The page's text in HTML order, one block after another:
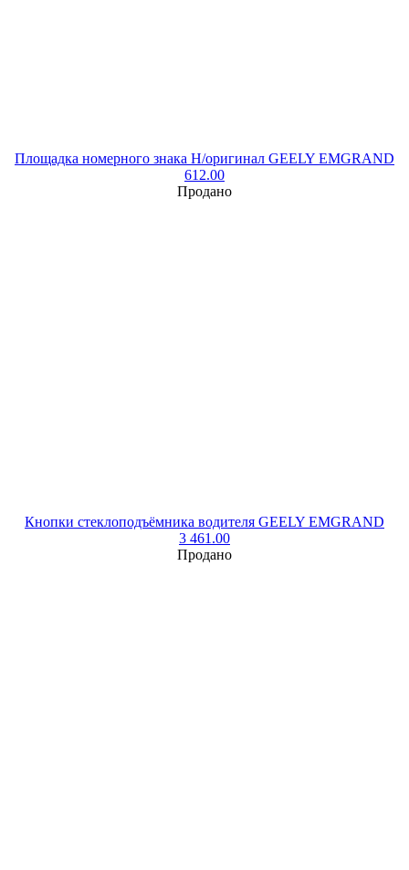
Площадка номерного знака Н/оригинал GEELY EMGRAND
612.00
Продано
Кнопки стеклоподъёмника водителя GEELY EMGRAND
3 461.00
Продано